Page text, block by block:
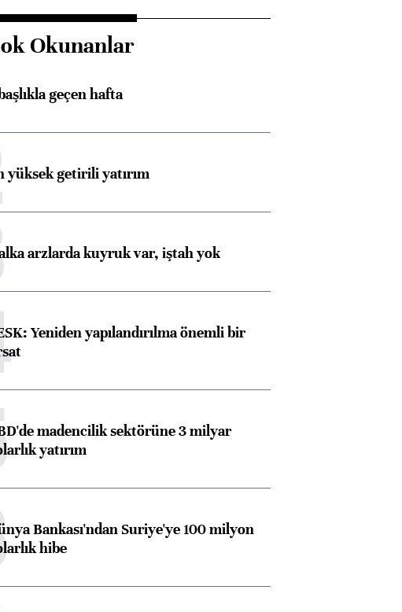
Okunanlar
geçen hafta
yüksek getirili yatırım
arzlarda kuyruk var, iştah yok
Yeniden yapılandırılma önemli bir
madencilik sektörüne 3 milyar
yatırım
Bankası'ndan Suriye'ye 100 milyon
hibe